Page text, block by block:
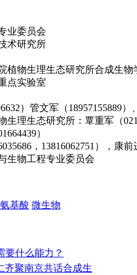
业委员会
术研究所
植物生理生态研究所合成生物
点实验室
）管文军（18957155889）
生理生态研究所：覃重军（
）
，13816062751），康前
生物工程专业委员会
氨基酸 微生物
要什么能力？
齐聚南京共话合成生